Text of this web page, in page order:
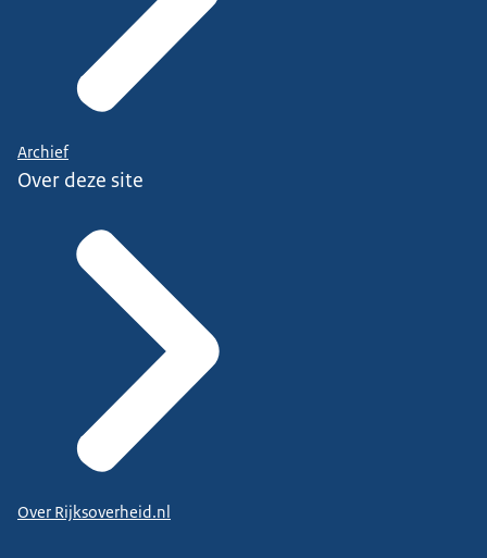
Archief
Over deze site
Over Rijksoverheid.nl